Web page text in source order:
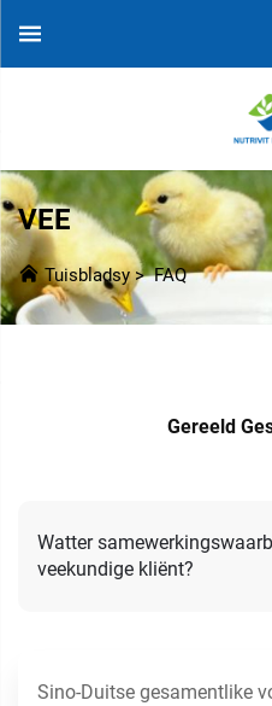
VEE
Tuisbladsy>FAQ
Gereeld
Watter
veekundige kliënt?
Sino-Duitse gesamentlike